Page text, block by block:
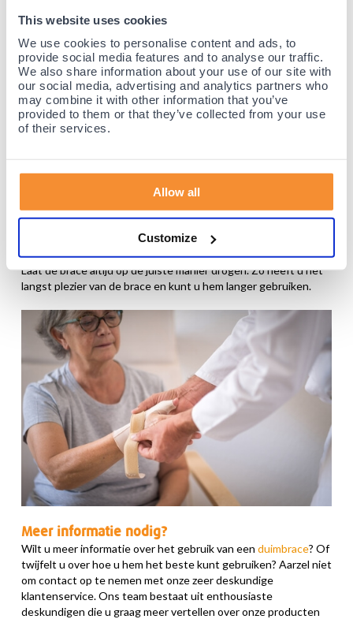
This website uses cookies
We use cookies to personalise content and ads, to
provide social media features and to analyse our traffic.
We also share information about your use of our site with
our social media, advertising and analytics partners who
may combine it with other information that you’ve
provided to them or that they’ve collected from your use
of their services.
Allow all
Customize
bijvoorbeeld in een handdoek.
Kan een duimbrace hergebruikt worden voor
toekomstige blessures of aandoeningen?
Ja, een duimbrace kan in principe hergebruikt worden voor
toekomstige blessures of aandoeningen. Het is echter
belangrijk om de brace goed te controleren op slijtage of
Enkele tips voor het hergebruiken van een
duimbrace
Controleer de brace op schade of slijtage. Kijk of er scheuren,
gaten of andere beschadigingen op zitten. Was de brace
regelmatig. Dit zorgt ervoor om vuil en bacteriën tegen te gaan.
Laat de brace altijd op de juiste manier drogen. Zo heeft u het
langst plezier van de brace en kunt u hem langer gebruiken.
Meer informatie nodig?
Wilt u meer informatie over het gebruik van een duimbrace? Of
twijfelt u over hoe u hem het beste kunt gebruiken? Aarzel niet
om contact op te nemen met onze zeer deskundige
klantenservice. Ons team bestaat uit enthousiaste
deskundigen die u graag meer vertellen over onze producten